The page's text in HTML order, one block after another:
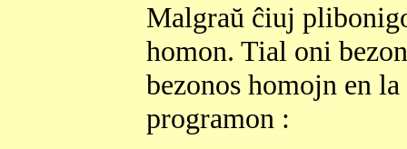
Malgraŭ ĉiuj
homon. Tial oni
bezonos homojn en
programon :